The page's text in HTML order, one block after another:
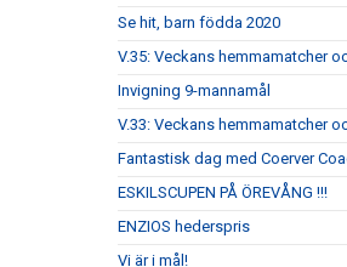
Se hit, barn födda 2020
V.35: Veckans hemmamatcher
Invigning 9-mannamål
V.33: Veckans hemmamatcher
Fantastisk dag med Coerver
ESKILSCUPEN PÅ ÖREVÅNG !!!
ENZIOS hederspris
Vi är i mål!